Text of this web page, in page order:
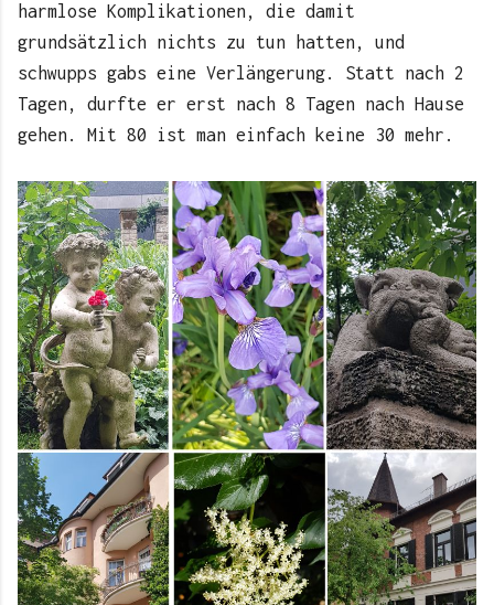
harmlose Komplikationen, die damit
grundsätzlich nichts zu tun hatten, und
schwupps gabs eine Verlängerung. Statt nach 2
Tagen, durfte er erst nach 8 Tagen nach Hause
gehen. Mit 80 ist man einfach keine 30 mehr.